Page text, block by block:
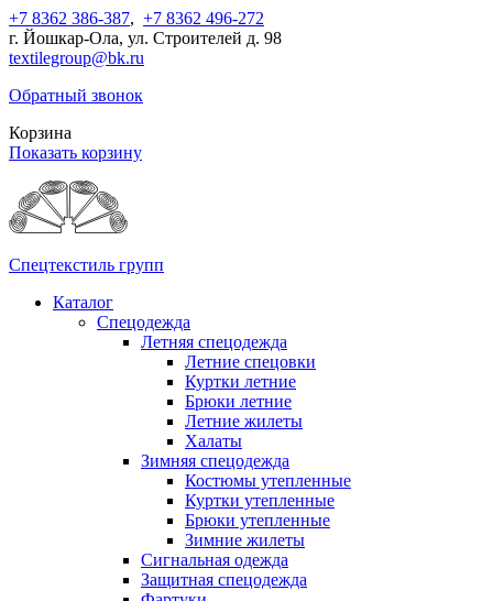
+7 8362 386-387, +7 8362 496-272
г. Йошкар-Ола, ул. Строителей д. 98
textilegroup@bk.ru
Обратный звонок
Корзина
Показать корзину
Спецтекстиль групп
Каталог
Спецодежда
Летняя спецодежда
Летние спецовки
Куртки летние
Брюки летние
Летние жилеты
Халаты
Зимняя спецодежда
Костюмы утепленные
Куртки утепленные
Брюки утепленные
Зимние жилеты
Сигнальная одежда
Защитная спецодежда